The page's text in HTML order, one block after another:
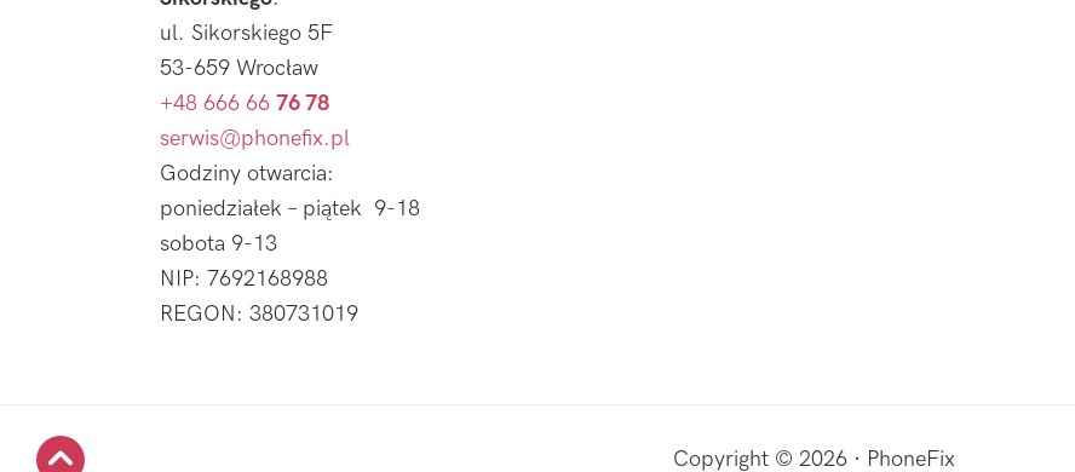
ul. Sikorskiego 5F
53-659 Wrocław
+48 666 66 76 78
serwis@phonefix.pl
Godziny otwarcia:
poniedziałek – piątek 9-18
sobota 9-13
NIP: 7692168988
REGON: 380731019
Copyright © 2026 · PhoneFix